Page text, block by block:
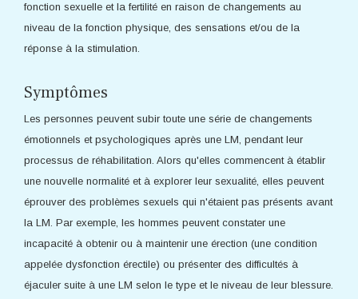
fonction sexuelle et la fertilité en raison de changements au
niveau de la fonction physique, des sensations et/ou de la
réponse à la stimulation.
Symptômes
Les personnes peuvent subir toute une série de changements
émotionnels et psychologiques après une LM, pendant leur
processus de réhabilitation. Alors qu'elles commencent à établir
une nouvelle normalité et à explorer leur sexualité, elles peuvent
éprouver des problèmes sexuels qui n'étaient pas présents avant
la LM. Par exemple, les hommes peuvent constater une
incapacité à obtenir ou à maintenir une érection (une condition
appelée dysfonction érectile) ou présenter des difficultés à
éjaculer suite à une LM selon le type et le niveau de leur blessure.